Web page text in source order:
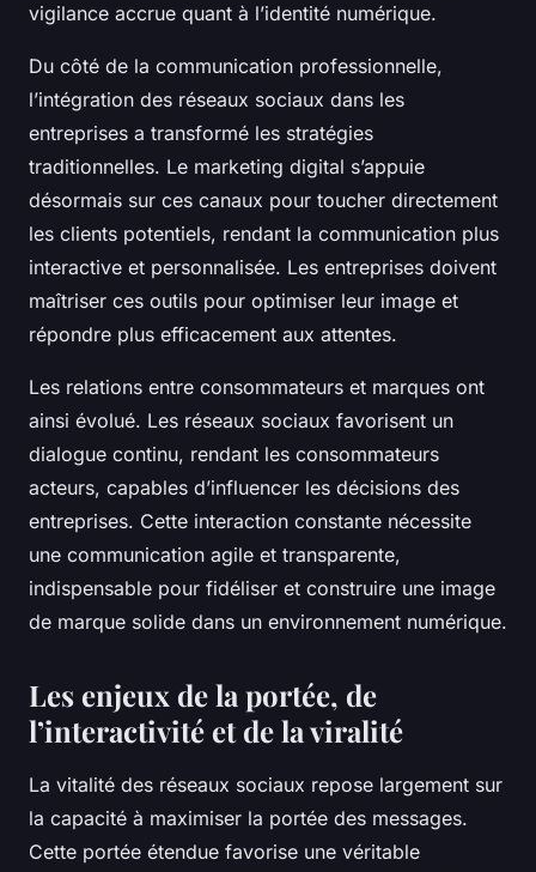
vigilance accrue quant à l’identité numérique.
Du côté de la communication professionnelle,
l’intégration des réseaux sociaux dans les
entreprises a transformé les stratégies
traditionnelles. Le marketing digital s’appuie
désormais sur ces canaux pour toucher directement
les clients potentiels, rendant la communication plus
interactive et personnalisée. Les entreprises doivent
maîtriser ces outils pour optimiser leur image et
répondre plus efficacement aux attentes.
Les relations entre consommateurs et marques ont
ainsi évolué. Les réseaux sociaux favorisent un
dialogue continu, rendant les consommateurs
acteurs, capables d’influencer les décisions des
entreprises. Cette interaction constante nécessite
une communication agile et transparente,
indispensable pour fidéliser et construire une image
de marque solide dans un environnement numérique.
Les enjeux de la portée, de
l’interactivité et de la viralité
La vitalité des réseaux sociaux repose largement sur
la capacité à maximiser la portée des messages.
Cette portée étendue favorise une véritable